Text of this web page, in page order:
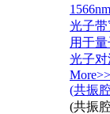
光子带
用于
光子对
More>>
(共振
(共振